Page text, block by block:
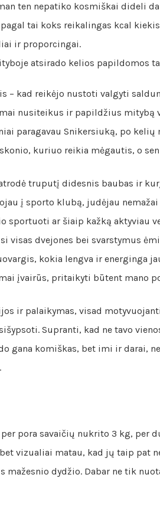
ten nepatiko kosmiškai dideli
tai koks reikalingas kcal
ir proporcingai.
atsirado kelios papildomos
– kad reikėjo nustoti valgyti
nusiteikus ir papildžius mitybą
paragavau Snikersiuką, po
kuriuo reikia mėgautis, o
truputį didesnis baubas ir
į sporto klubą, judėjau
sportuoti ar šiaip kažką aktyviau
visas dvejones bei svarstymus
kokia lengva ir energinga
įvairūs, pritaikyti būtent mano
ir palaikymas, visad
Supranti, kad ne tavo
gana komiškas, bet imi ir darai,
pora savaičių nukrito 3 kg, per
vizualiai matau, kad jų taip pat
mažesnio dydžio. Dabar ne tik